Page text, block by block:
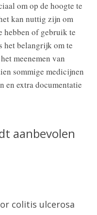
om op de hoogte te
kan nuttig zijn om
hebben of gebruik te
het belangrijk om te
meenemen van
sommige medicijnen
en extra documentatie
aanbevolen
colitis ulcerosa